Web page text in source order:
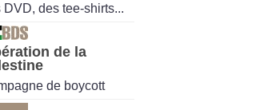
DVD, des tee-shirts...
de la
de boycott